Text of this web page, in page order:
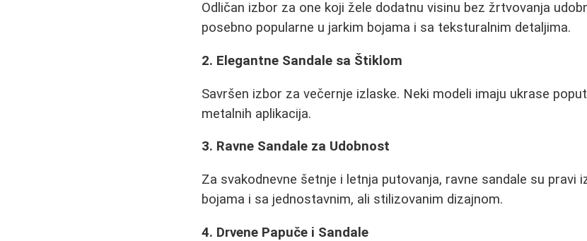
Odličan izbor za one koji žele dodatnu visinu bez žrtvovanja
posebno popularne u jarkim bojama i sa teksturalnim detaljima.
2. Elegantne Sandale sa Štiklom
Savršen izbor za večernje izlaske. Neki modeli imaju ukrase
metalnih aplikacija.
3. Ravne Sandale za Udobnost
Za svakodnevne šetnje i letnja putovanja, ravne sandale su pravi
bojama i sa jednostavnim, ali stilizovanim dizajnom.
4. Drvene Papuče i Sandale